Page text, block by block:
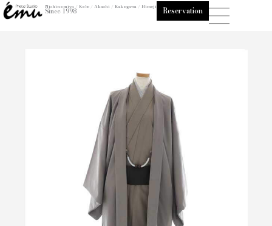
内
容
Nishinomiya / Kobe / Akashi / Kakogawa / Himeji
Since 1998 Reservation